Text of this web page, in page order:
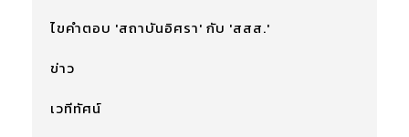
ไขคำตอบ 'สถาบันอิศรา' กับ 'สสส.'
ข่าว
เวทีทัศน์